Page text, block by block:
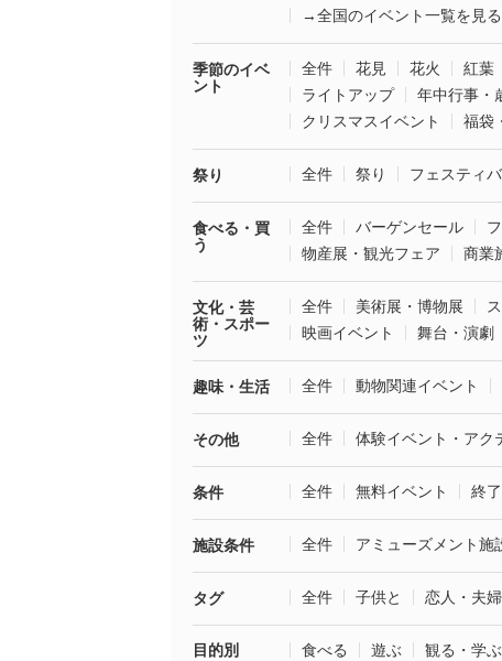
→全国のイベント一覧を見る
季節のイベ
ント
全件 花見 花火 紅葉
ライトアップ
年中行事・
クリスマスイベント
福袋
祭り 全件 祭り フェスティ
食べる・買
う
全件 バーゲンセール
物産展・観光フェア
商業
文化・芸
術・スポー
ツ
全件 美術展・博物展
映画イベント
舞台・演劇
趣味・生活 全件 動物関連イベント
その他 全件 体験イベント・アク
条件 全件 無料イベント 終
施設条件 全件 アミューズメント施
タグ 全件 子供と 恋人・夫
目的別 食べる 遊ぶ 観る・学ぶ